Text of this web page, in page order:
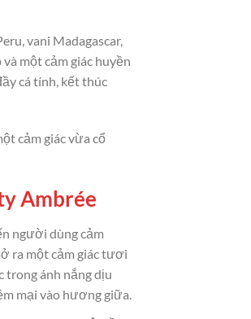
vani Madagascar,
một cảm giác huyền
cá tính, kết thúc
cảm giác vừa cổ
Ambrée
người dùng cảm
ra một cảm giác tươi
trong ánh nắng dịu
mại vào hương giữa.